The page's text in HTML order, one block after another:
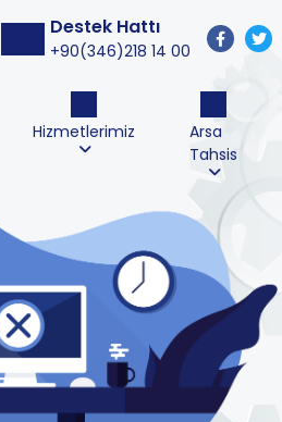
Destek Hattı
+90(346)218 14 00
Hizmetlerimiz
Arsa
Tahsis